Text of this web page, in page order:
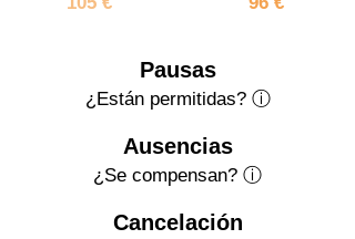
Pausas
¿Están permitidas? ⓘ
Ausencias
¿Se compensan? ⓘ
Cancelación